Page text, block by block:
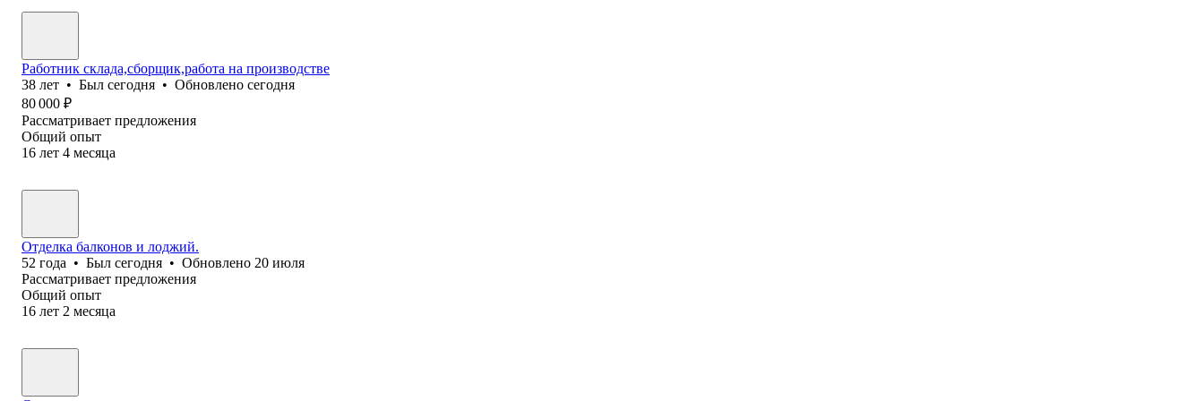
Работник склада,сборщик,работа на производстве
38 лет • Был сегодня • Обновлено сегодня
80 000 ₽
Рассматривает предложения
Общий опыт
16 лет 4 месяца
Отделка балконов и лоджий.
52 года • Был сегодня • Обновлено 20 июля
Рассматривает предложения
Общий опыт
16 лет 2 месяца